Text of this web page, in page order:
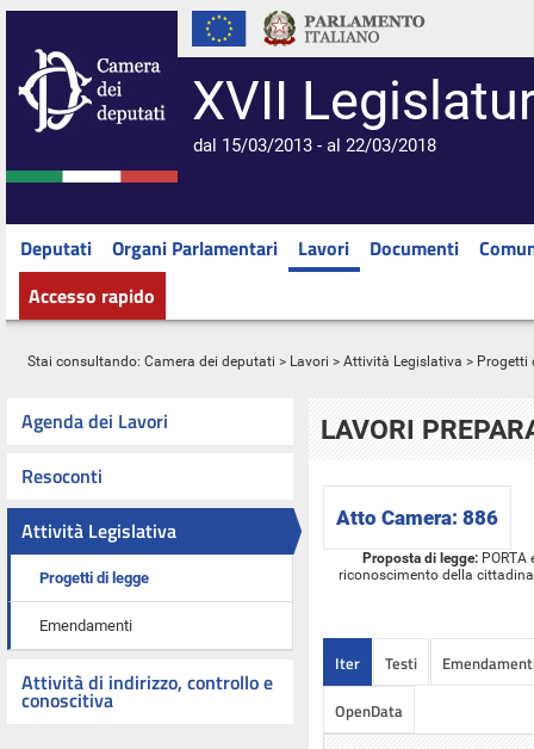
XVII
dal 15/03/2013 - al 22/03/2018
Deputati Organi Parlamentari Lavori Documenti
Accesso rapido
Stai consultando: Camera dei deputati > Lavori > Attività Legislativa > Progetti
Agenda dei Lavori
Resoconti
Attività Legislativa
Progetti di legge
Emendamenti
Attività di indirizzo, controllo e
conoscitiva
LAVORI
Atto Camera: 886
Proposta di legge:PORTA
riconoscimento della
Iter Testi
OpenData